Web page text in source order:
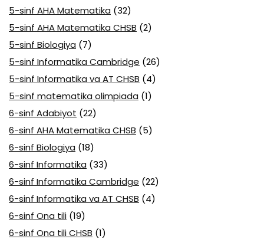
5-sinf AHA Matematika (32)
5-sinf AHA Matematika CHSB (2)
5-sinf Biologiya (7)
5-sinf Informatika Cambridge (26)
5-sinf Informatika va AT CHSB (4)
5-sinf matematika olimpiada (1)
6-sinf Adabiyot (22)
6-sinf AHA Matematika CHSB (5)
6-sinf Biologiya (18)
6-sinf Informatika (33)
6-sinf Informatika Cambridge (22)
6-sinf Informatika va AT CHSB (4)
6-sinf Ona tili (19)
6-sinf Ona tili CHSB (1)